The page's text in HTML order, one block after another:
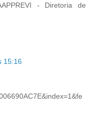
- Diretoria de
15:16